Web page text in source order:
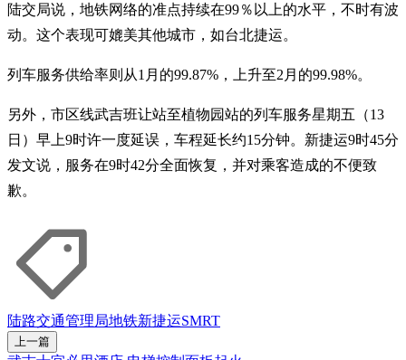
陆交局说，地铁网络的准点持续在99％以上的水平，不时有波
动。这个表现可媲美其他城市，如台北捷运。
列车服务供给率则从1月的99.87%，上升至2月的99.98%。
另外，市区线武吉班让站至植物园站的列车服务星期五（13
日）早上9时许一度延误，车程延长约15分钟。新捷运9时45分
发文说，服务在9时42分全面恢复，并对乘客造成的不便致
歉。
陆路交通管理局地铁新捷运SMRT
上一篇